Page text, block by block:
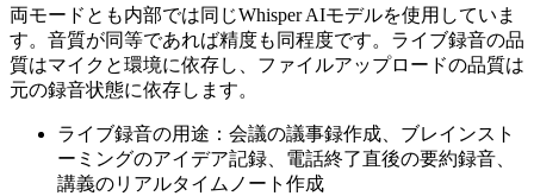
両モードとも内部では同じWhisper AIモデルを使用していま
す。音質が同等であれば精度も同程度です。ライブ録音の品
質はマイクと環境に依存し、ファイルアップロードの品質は
元の録音状態に依存します。
ライブ録音の用途：会議の議事録作成、ブレインスト
ーミングのアイデア記録、電話終了直後の要約録音、
講義のリアルタイムノート作成